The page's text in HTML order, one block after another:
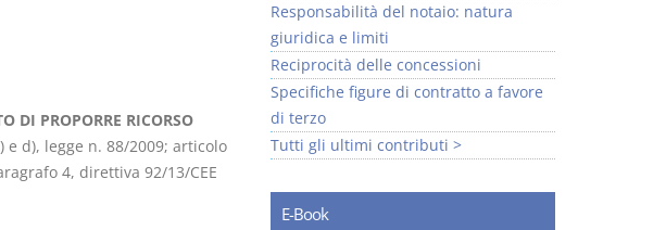
DI PROPORRE RICORSO
d), legge n. 88/2009; articolo
4, direttiva 92/13/CEE
Responsabilità del notaio: natura
giuridica e limiti
Reciprocità delle concessioni
Specifiche figure di contratto a favore
di terzo
Tutti gli ultimi contributi >
E-Book